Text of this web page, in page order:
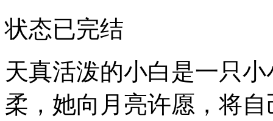
状态已完结
天真活泼的小白是一只
柔，她向月亮许愿，将